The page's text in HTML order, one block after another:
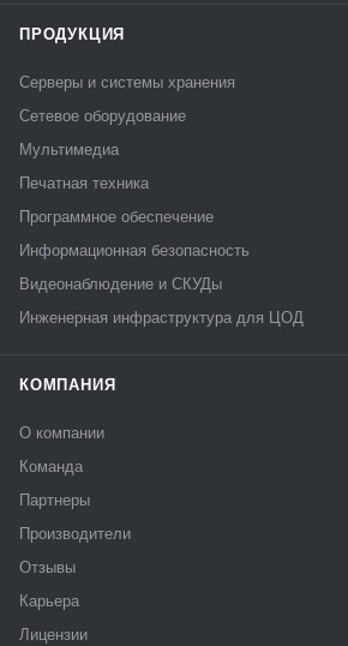
ПРОДУКЦИЯ
Серверы и системы хранения
Сетевое оборудование
Мультимедиа
Печатная техника
Программное обеспечение
Информационная безопасность
Видеонаблюдение и СКУДы
Инженерная инфраструктура для ЦОД
КОМПАНИЯ
О компании
Команда
Партнеры
Производители
Отзывы
Карьера
Лицензии